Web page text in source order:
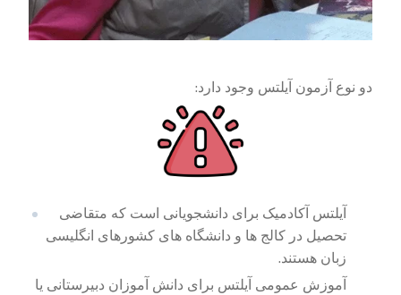
دو نوع آزمون آیلتس وجود دارد:
آیلتس آکادمیک برای دانشجویانی است که متقاضی
تحصیل در کالج ها و دانشگاه های کشورهای انگلیسی
زبان هستند.
آموزش عمومی آیلتس برای دانش آموزان دبیرستانی یا